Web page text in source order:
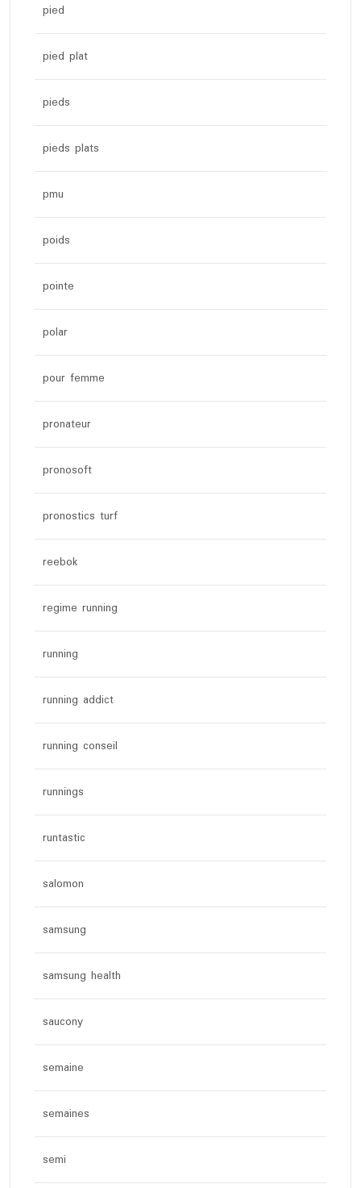
pied
pied plat
pieds
pieds plats
pmu
poids
pointe
polar
pour femme
pronateur
pronosoft
pronostics turf
reebok
regime running
running
running addict
running conseil
runnings
runtastic
salomon
samsung
samsung health
saucony
semaine
semaines
semi